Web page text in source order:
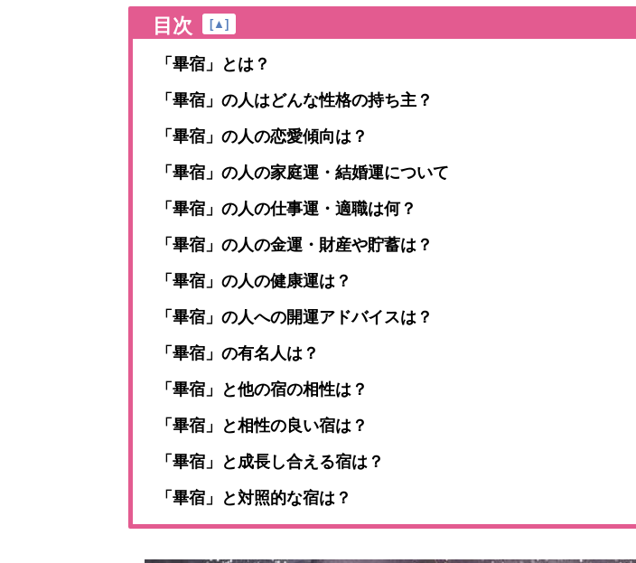
目次 [▲]
「畢宿」とは？
「畢宿」の人はどんな性格の持ち主？
「畢宿」の人の恋愛傾向は？
「畢宿」の人の家庭運・結婚運について
「畢宿」の人の仕事運・適職は何？
「畢宿」の人の金運・財産や貯蓄は？
「畢宿」の人の健康運は？
「畢宿」の人への開運アドバイスは？
「畢宿」の有名人は？
「畢宿」と他の宿の相性は？
「畢宿」と相性の良い宿は？
「畢宿」と成長し合える宿は？
「畢宿」と対照的な宿は？